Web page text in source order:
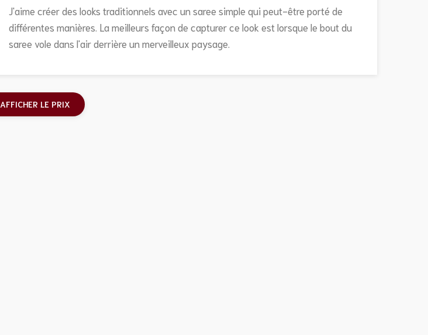
J'aime créer des looks traditionnels avec un saree simple qui peut-être porté de
différentes manières. La meilleurs façon de capturer ce look est lorsque le bout du
saree vole dans l'air derrière un merveilleux paysage.
AFFICHER LE PRIX